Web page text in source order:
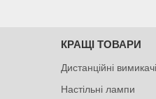
КРАЩІ ТОВАРИ
Дистанційні
Настільні лампи